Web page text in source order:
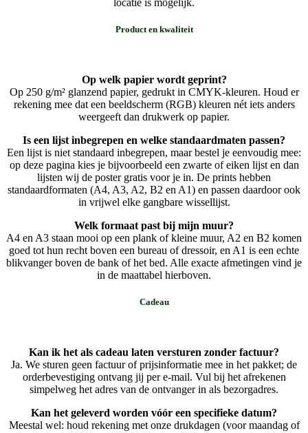
Product en kwaliteit
Op welk papier wordt geprint?
Op 250 g/m² glanzend papier, gedrukt in CMYK-kleuren. Houd er
rekening mee dat een beeldscherm (RGB) kleuren nét iets anders
weergeeft dan drukwerk op papier.
Is een lijst inbegrepen en welke standaardmaten passen?
Een lijst is niet standaard inbegrepen, maar bestel je eenvoudig mee:
op deze pagina kies je bijvoorbeeld een zwarte of eiken lijst en dan
lijsten wij de poster gratis voor je in. De prints hebben
standaardformaten (A4, A3, A2, B2 en A1) en passen daardoor ook
in vrijwel elke gangbare wissellijst.
Welk formaat past bij mijn muur?
A4 en A3 staan mooi op een plank of kleine muur, A2 en B2 komen
goed tot hun recht boven een bureau of dressoir, en A1 is een echte
blikvanger boven de bank of het bed. Alle exacte afmetingen vind je
in de maattabel hierboven.
Cadeau
Kan ik het als cadeau laten versturen zonder factuur?
Ja. We sturen geen factuur of prijsinformatie mee in het pakket; de
orderbevestiging ontvang jij per e-mail. Vul bij het afrekenen
simpelweg het adres van de ontvanger in als bezorgadres.
Kan het geleverd worden vóór een specifieke datum?
Meestal wel: houd rekening met onze drukdagen (voor maandag of